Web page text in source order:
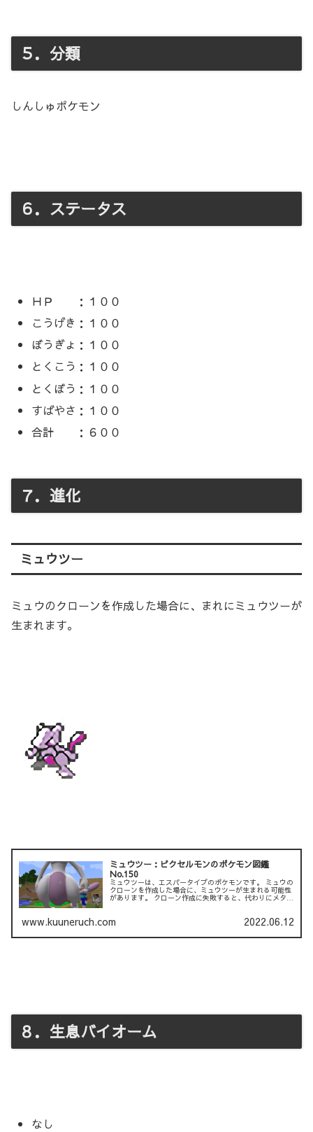
５．分類
しんしゅポケモン
６．ステータス
ＨＰ ：１００
こうげき：１００
ぼうぎょ：１００
とくこう：１００
とくぼう：１００
すばやさ：１００
合計 ：６００
７．進化
ミュウツー
ミュウのクローンを作成した場合に、まれにミュウツーが
生まれます。
ミュウツー：ピクセルモンのポケモン図鑑
No.150
ミュウツーは、エスパータイプのポケモンです。 ミュウの
クローンを作成した場合に、ミュウツーが生まれる可能性
があります。 クローン作成に失敗すると、代わりにメタモ
www.kuuneruch.com 2022.06.12
８．生息バイオーム
なし